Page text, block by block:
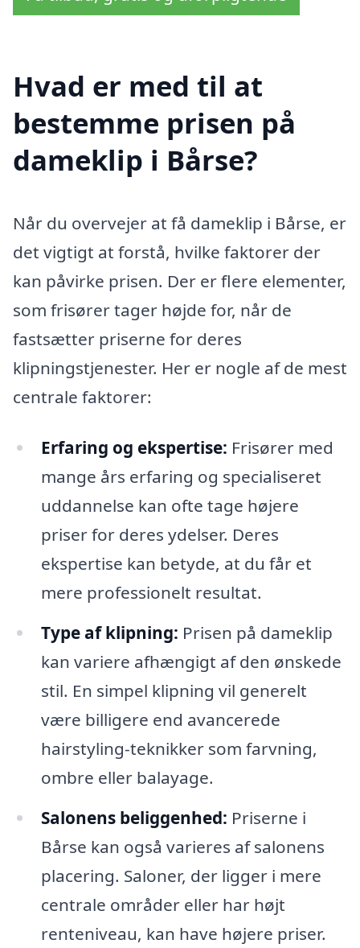
Hvad er med til at
bestemme prisen på
dameklip i Bårse?
Når du overvejer at få dameklip i Bårse, er
det vigtigt at forstå, hvilke faktorer der
kan påvirke prisen. Der er flere elementer,
som frisører tager højde for, når de
fastsætter priserne for deres
klipningstjenester. Her er nogle af de mest
centrale faktorer:
Erfaring og ekspertise: Frisører med
mange års erfaring og specialiseret
uddannelse kan ofte tage højere
priser for deres ydelser. Deres
ekspertise kan betyde, at du får et
mere professionelt resultat.
Type af klipning: Prisen på dameklip
kan variere afhængigt af den ønskede
stil. En simpel klipning vil generelt
være billigere end avancerede
hairstyling-teknikker som farvning,
ombre eller balayage.
Salonens beliggenhed: Priserne i
Bårse kan også varieres af salonens
placering. Saloner, der ligger i mere
centrale områder eller har højt
renteniveau, kan have højere priser.